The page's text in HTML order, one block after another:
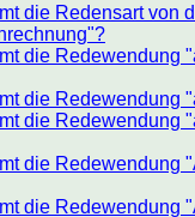
die Redensart von
die Redewendung
die Redewendung
die Redewendung
die Redewendung
die Redewendung